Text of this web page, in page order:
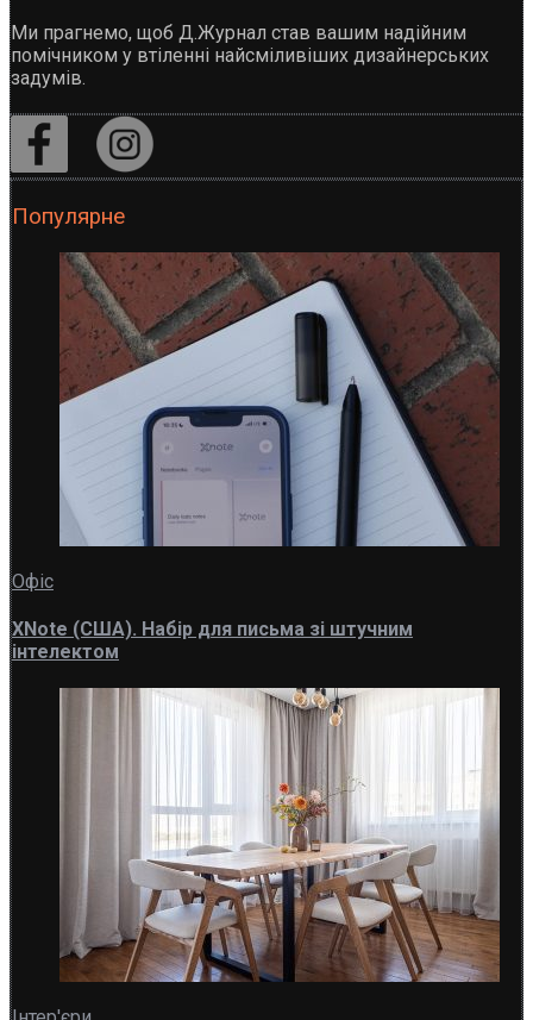
Ми прагнемо, щоб Д.Журнал став вашим надійним
помічником у втіленні найсміливіших дизайнерських
задумів.
Популярне
Офіс
XNote (США). Набір для письма зі штучним
інтелектом